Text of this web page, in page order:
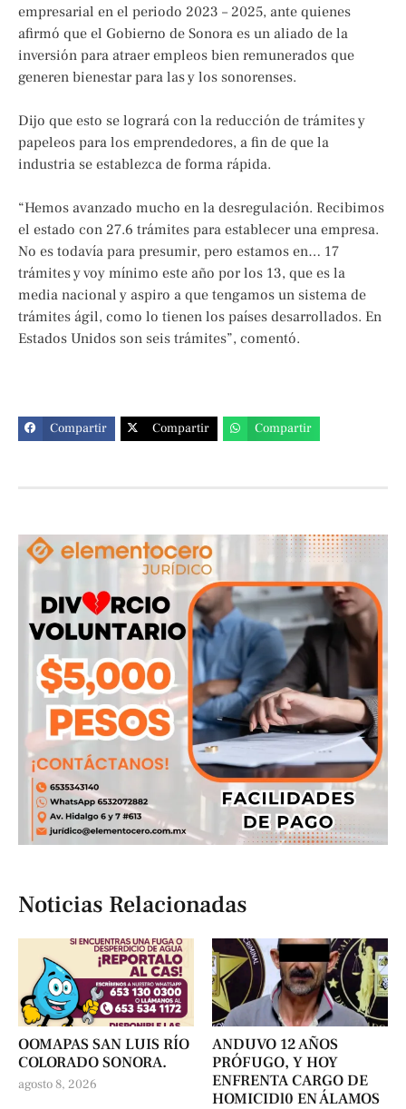
empresarial en el periodo 2023 – 2025, ante quienes
afirmó que el Gobierno de Sonora es un aliado de la
inversión para atraer empleos bien remunerados que
generen bienestar para las y los sonorenses.
Dijo que esto se logrará con la reducción de trámites y
papeleos para los emprendedores, a fin de que la
industria se establezca de forma rápida.
“Hemos avanzado mucho en la desregulación. Recibimos
el estado con 27.6 trámites para establecer una empresa.
No es todavía para presumir, pero estamos en… 17
trámites y voy mínimo este año por los 13, que es la
media nacional y aspiro a que tengamos un sistema de
trámites ágil, como lo tienen los países desarrollados. En
Estados Unidos son seis trámites”, comentó.
Compartir Compartir Compartir
Noticias Relacionadas
OOMAPAS SAN LUIS RÍO
COLORADO SONORA.
agosto 8, 2026
ANDUVO 12 AÑOS
PRÓFUGO, Y HOY
ENFRENTA CARGO DE
HOMICIDl0 EN ÁLAMOS